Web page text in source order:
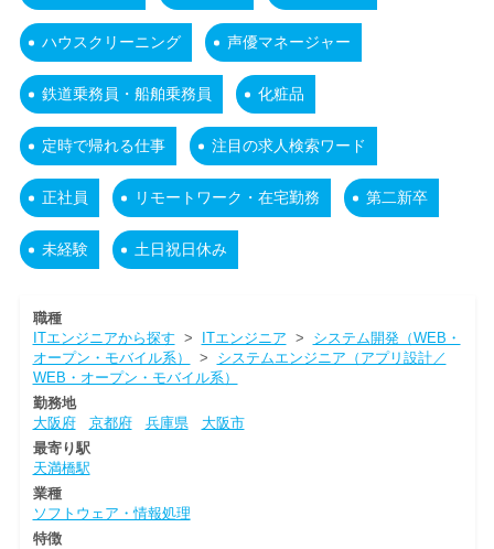
ハウスクリーニング 声優マネージャー
鉄道乗務員・船舶乗務員 化粧品
定時で帰れる仕事 注目の求人検索ワード
正社員 リモートワーク・在宅勤務 第二新卒
未経験 土日祝日休み
職種
ITエンジニアから探す > ITエンジニア > システム開発（WEB・
オープン・モバイル系）
> システムエンジニア（アプリ設計／
WEB・オープン・モバイル系）
勤務地
大阪府
京都府 兵庫県
大阪市
最寄り駅
天満橋駅
業種
ソフトウェア・情報処理
特徴